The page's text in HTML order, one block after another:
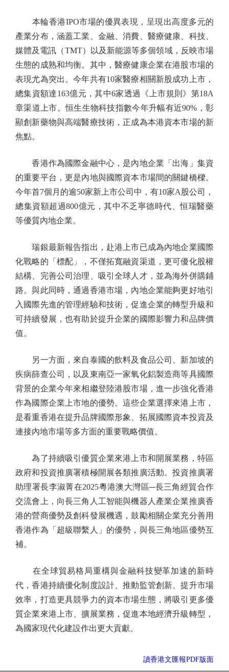
本輪香港IPO市場的優異表現，呈現出高度多元的
產業分布，涵蓋工業、金融、消費、醫療健康、科技、
媒體及電訊（TMT）以及新能源等多個領域，反映市場
生態的成熟和均衡。其中，醫療健康企業在港股市場的
表現尤為突出。今年共有10家醫療相關新股成功上市，
總集資額達163億元，其中6家透過《上市規則》第18A
章渠道上市。恒生生物科技指數今年升幅有近90%，彰
顯創新藥物與高端醫療技術，正成為本港資本市場的新
焦點。
香港作為國際金融中心，是內地企業「出海」集資
的重要平台，更是內地與國際資本市場間的關鍵橋樑。
今年首7個月的逾50家新上市公司中，有10家A股公司，
總集資額超過800億元，其中不乏寧德時代、恒瑞醫藥
等優質內地企業。
瑞銀最新報告指出，赴港上市已成為內地企業國際
化戰略的「標配」，不僅拓寬融資渠道，更可優化股權
結構、完善公司治理、吸引全球人才，並為海外併購鋪
路。與此同時，通過香港市場，內地企業能夠更好地引
入國際先進的管理經驗和技術，促進企業的轉型升級和
可持續發展，也有助於提升企業的國際影響力和品牌價
值。
另一方面，來自泰國的飲料及食品公司、新加坡的
疾病篩查公司，以及東南亞一家氧化鋁製造商等具國際
背景的企業今年來相繼登陸港股市場，進一步強化香港
作為國際企業上市地的優勢。這些企業選擇來港上市，
是看重香港在提升品牌國際形象、拓展國際資本投資及
連接內地市場等多方面的重要戰略價值。
為了持續吸引優質企業來港上市和開展業務，特區
政府和投資推廣署積極開展各類推廣活動。投資推廣署
助理署長李淑菁在2025粵港澳大灣區─長三角經貿合作
交流會上，向長三角人工智能與機器人產業企業推廣香
港的營商優勢及創科發展機遇，鼓勵相關企業充分善用
香港作為「超級聯繫人」的優勢，與長三角地區優勢互
補。
在全球貿易格局重構與金融科技變革加速的新時
代，香港持續優化制度設計、推動監管創新、提升市場
效率，打造更具競爭力的資本市場生態，將吸引更多優
質企業來港上市、擴展業務，促進本地經濟升級轉型，
為國家現代化建設作出更大貢獻。
讀香港文匯報PDF版面